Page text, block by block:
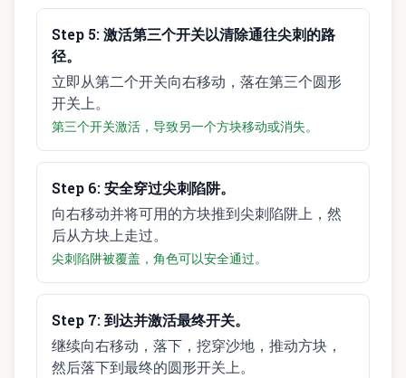
Step 5:激活第三个开关以清除通往尖刺的路
径。
立即从第二个开关向右移动，落在第三个圆形
开关上。
第三个开关激活，导致另一个方块移动或消失。
Step 6:安全穿过尖刺陷阱。
向右移动并将可用的方块推到尖刺陷阱上，然
后从方块上走过。
尖刺陷阱被覆盖，角色可以安全通过。
Step 7:到达并激活最终开关。
继续向右移动，落下，挖穿沙地，推动方块，
然后落下到最终的圆形开关上。